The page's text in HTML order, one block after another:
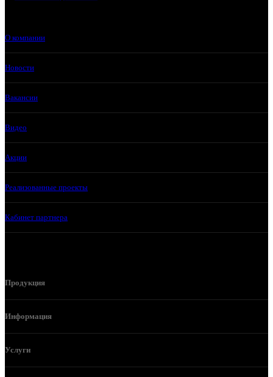
О компании
Новости
Вакансии
Видео
Акции
Реализованные проекты
Кабинет партнера
Продукция
Информация
Услуги